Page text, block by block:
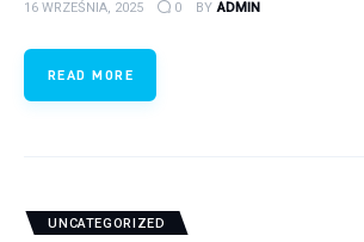
16 WRZEŚNIA, 2025 0 BY ADMIN
READ MORE
UNCATEGORIZED